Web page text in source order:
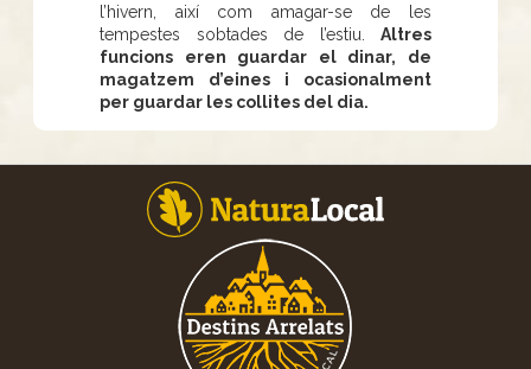
l’hivern, així com amagar-se de les
tempestes sobtades de l’estiu. Altres
funcions eren guardar el dinar, de
magatzem d’eines i ocasionalment
per guardar les collites del dia.